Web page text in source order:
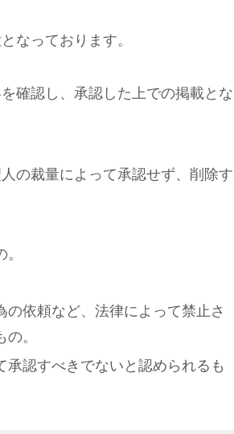
なっております。
確認し、承認した上での掲載とな
の裁量によって承認せず、削除す
依頼など、法律によって禁止さ
。
認すべきでないと認められるも